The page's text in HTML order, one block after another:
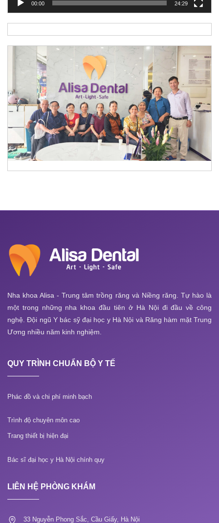
00:00 24:29
Nha khoa Alisa - Trung tâm trồng răng và Niềng răng. Tự hào là
một trong những nha khoa đầu tiên ở Hà Nội đi đầu về công
nghệ. Đội ngũ Y bác sỹ đại học y Hà Nội và Răng hàm mặt Trung
Ương nhiều năm kinh nghiệm.
QUY TRÌNH CHUẨN BỘ Y TẾ
Phác đồ và chi phí minh bạch
Trình độ chuyên môn cao
Trang thiết bị hiện đại
Bác sĩ đại học y Hà Nội chính quy
LIÊN HỆ PHÒNG KHÁM
33 Nguyễn Phong Sắc, Cầu Giấy, Hà Nội